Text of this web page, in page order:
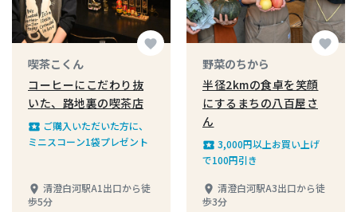
favorite
喫茶こくん
コーヒーにこだわり抜
いた、路地裏の喫茶店
local_play ご購入いただいた方に、
ミニスコーン1袋プレゼント
place 清澄白河駅A1出口から徒
歩5分
favorite
野菜のちから
半径2kmの食卓を笑顔
にするまちの八百屋さ
ん
local_play 3,000円以上お買い上げ
で100円引き
place 清澄白河駅A3出口から徒
歩3分